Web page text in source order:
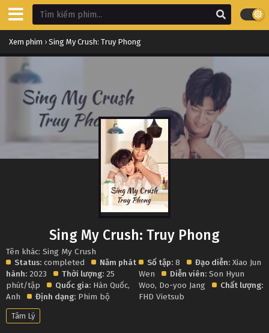
Xem phim › Sing My Crush: Truy Phong
Sing My Crush: Truy Phong
Tên khác: Sing My Crush
Status: completed
Năm phát
hành: 2023 Thời lượng: 25
phút/tập
Quốc gia: Hàn Quốc,
Anh
Định dạng: Phim bộ
Số tập: 8 Đạo diễn: Xiao Jun
Wen
Diễn viên: Son Hyun
Woo, Do-yoo Jang
Chất lượng:
FHD Vietsub
Tâm Lý